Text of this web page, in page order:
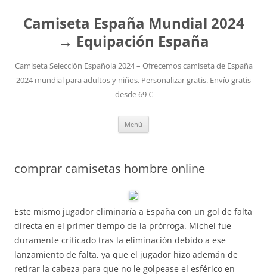
Camiseta España Mundial 2024
→ Equipación España
Camiseta Selección Española 2024 – Ofrecemos camiseta de España
2024 mundial para adultos y niños. Personalizar gratis. Envío gratis
desde 69 €
Menú
comprar camisetas hombre online
Este mismo jugador eliminaría a España con un gol de falta
directa en el primer tiempo de la prórroga. Míchel fue
duramente criticado tras la eliminación debido a ese
lanzamiento de falta, ya que el jugador hizo ademán de
retirar la cabeza para que no le golpease el esférico en